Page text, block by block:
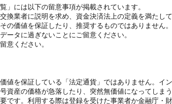
」には以下の留意事項が掲載されています。
換業者に説明を求め、資金決済法上の定義を満たし
の価値を保証したり、推奨するものではありません
ータに過ぎないことにご留意ください。
意ください。
値を保証している「法定通貨」ではありません。イ
資産の価格が急落したり、突然無価値になってしま
です。利用する際は登録を受けた事業者か金融庁・